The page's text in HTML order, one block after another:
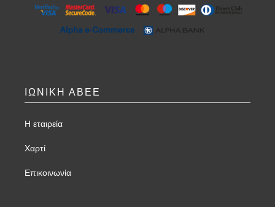
ΙΩΝΙΚΗ ΑΒΕΕ
Η εταιρεία
Χαρτί
Επικοινωνία